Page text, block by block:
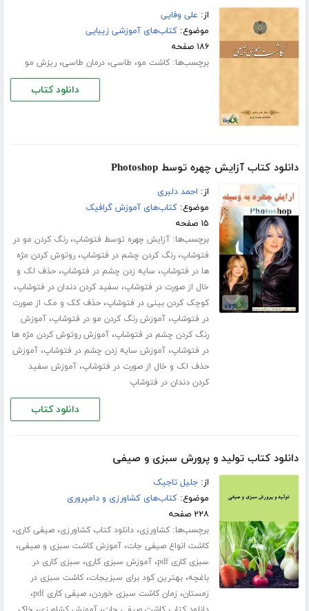
از: علی وفایی
موضوع:کتاب‌های آموزشی زیبایی
۱۸۶ صفحه
برچسب‌ها:کاشت مو، طاسی،درمان طاسی،ریزش مو
دانلود کتاب
دانلود کتاب آزایش چهره توسط Photoshop
از: احمد دلبری
موضوع:کتاب‌های آموزش گرافیک
۱۵ صفحه
برچسب‌ها:آزایش چهره توسط فتوشاپ،رنگ کردن مو در
فتوشاپ،رنگ کردن چشم در فتوشاپ،روتوش کردن مژه
ها در فتوشاپ، سایه زدن چشم در فتوشاپ،حذف لک و
خال از صورت در فتوشاپ، سفید کردن دندان در فتوشاپ،
کوچک کردن بینی در فتوشاپ،حذف کک و مک از صورت
در فتوشاپ،آموزش رنگ کردن مو در فتوشاپ،آموزش
رنگ کردن چشم در فتوشاپ،آموزش روتوش کردن مژه ها
در فتوشاپ،آموزش سایه زدن چشم در فتوشاپ،آموزش
حذف لک و خال از صورت در فتوشاپ،آموزش سفید
کردن دندان در فتوشاپ
دانلود کتاب
دانلود کتاب تولید و پرورش سبزی و صیفی
از:جلیل تاجیک
موضوع:کتاب‌های کشاورزی و دامپروری
۲۲۸ صفحه
برچسب‌ها:کشاورزی،دانلود کتاب کشاورزی،صیفی کاری،
کاشت انواع صیفی جات،آموزش کاشت سبزی و صیفی،
سبزی کاری pdf ،آموزش سبزی کاری، سبزی کاری در
باغچه،بهترین کود برای سبزیجات،کاشت سبزی در
زمستان، زمان کاشت سبزی خوردن،صیفی کاری pdf ،